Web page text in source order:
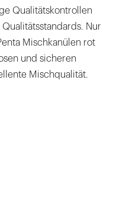
Qualitätskontrollen
Nur
Mischkanülen rot
und sicheren
Mischqualität.